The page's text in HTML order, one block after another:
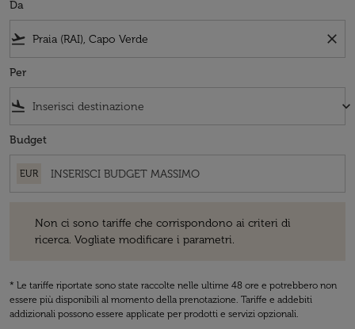
Da
flight_takeoff close
Per
flight_land keyboard_arrow_down
Budget
EUR
Non ci sono tariffe che corrispondono ai criteri di
ricerca. Vogliate modificare i parametri.
* Le tariffe riportate sono state raccolte nelle ultime 48 ore e potrebbero non
essere più disponibili al momento della prenotazione. Tariffe e addebiti
addizionali possono essere applicate per prodotti e servizi opzionali.